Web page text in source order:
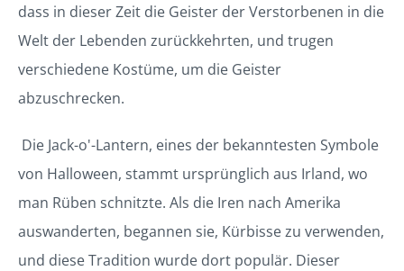
dass in dieser Zeit die Geister der Verstorbenen in die
Welt der Lebenden zurückkehrten, und trugen
verschiedene Kostüme, um die Geister
abzuschrecken.
Die Jack-o'-Lantern, eines der bekanntesten Symbole
von Halloween, stammt ursprünglich aus Irland, wo
man Rüben schnitzte. Als die Iren nach Amerika
auswanderten, begannen sie, Kürbisse zu verwenden,
und diese Tradition wurde dort populär. Dieser